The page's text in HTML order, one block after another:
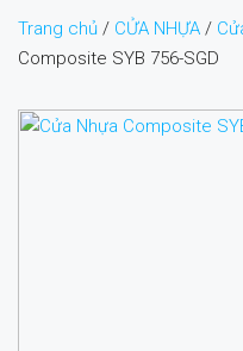
Trang chủ / CỬA NHỰA /
Composite SYB 756-SGD